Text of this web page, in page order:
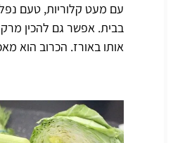
עם מעט קלוריות, טעם
בבית. אפשר גם להכין
אותו באורז. הכרוב הוא